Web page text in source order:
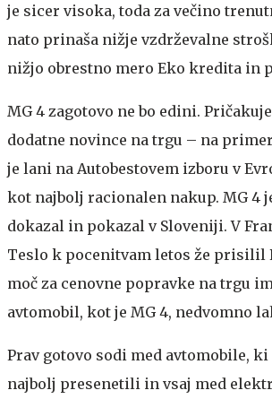
je sicer visoka, toda za večino
nato prinaša nižje vzdrževalne
nižjo obrestno mero Eko kredita in
MG 4 zagotovo ne bo edini.
dodatne novince na trgu – na
je lani na Autobestovem izboru v
kot najbolj racionalen nakup. MG 4
dokazal in pokazal v Sloveniji. V
Teslo k pocenitvam letos že prisilil
moč za cenovne popravke na trgu
avtomobil, kot je MG 4, nedvomno
Prav gotovo sodi med avtomobile,
najbolj presenetili in vsaj med